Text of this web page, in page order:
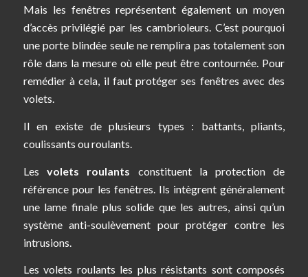
Mais les fenêtres représentent également un moyen
d’accès privilégié par les cambrioleurs. C’est pourquoi
une porte blindée seule ne remplira pas totalement son
rôle dans la mesure où elle peut être contournée. Pour
remédier à cela, il faut protéger ses fenêtres avec des
volets.
Il en existe de plusieurs types : battants, pliants,
coulissants ou roulants.
Les volets roulants constituent la protection de
référence pour les fenêtres. Ils intègrent généralement
une lame finale plus solide que les autres, ainsi qu’un
système anti-soulèvement pour protéger contre les
intrusions.
Les volets roulants les plus résistants sont composés